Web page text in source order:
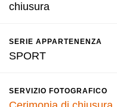
chiusura
SERIE APPARTENENZA
SPORT
SERVIZIO FOTOGRAFICO